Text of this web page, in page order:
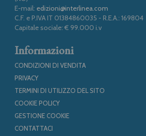
E-mail: edizioni@interlinea.com
C.F. e P.IVA IT 01384860035 - R.E.A.: 169804
Capitale sociale: € 99.000 i.v
Informazioni
CONDIZIONI DI VENDITA
PRIVACY
TERMINI DI UTILIZZO DEL SITO
COOKIE POLICY
GESTIONE COOKIE
CONTATTACI